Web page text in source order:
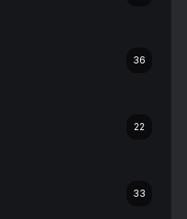
36
22
33